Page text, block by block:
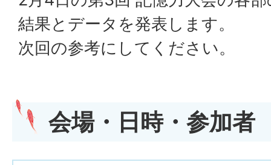
結果とデータを発表します。
次回の参考にしてください。
会場・日時・参加者